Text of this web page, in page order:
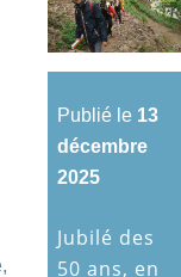
Publié le 13
décembre
2025
Jubilé des
50 ans, en